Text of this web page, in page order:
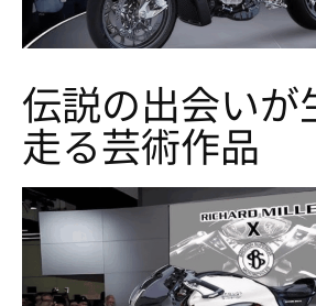
伝説の出会いが
走る芸術作品